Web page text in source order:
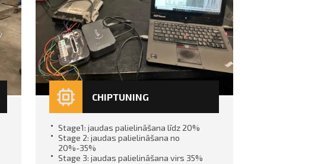
CHIPTUNING
Stage1: jaudas palielināšana līdz 20%
Stage 2: jaudas palielināšana no
20%-35%
Stage 3: jaudas palielināšana virs 35%